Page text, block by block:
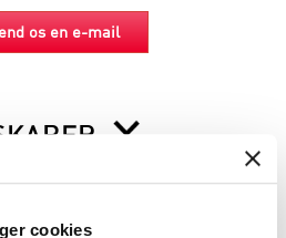
cookies
os en e-mail